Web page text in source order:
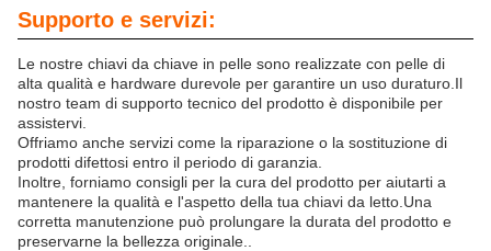
Supporto e servizi:
Le nostre chiavi da chiave in pelle sono realizzate con pelle di
alta qualità e hardware durevole per garantire un uso duraturo.Il
nostro team di supporto tecnico del prodotto è disponibile per
assistervi.
Offriamo anche servizi come la riparazione o la sostituzione di
prodotti difettosi entro il periodo di garanzia.
Inoltre, forniamo consigli per la cura del prodotto per aiutarti a
mantenere la qualità e l'aspetto della tua chiavi da letto.Una
corretta manutenzione può prolungare la durata del prodotto e
preservarne la bellezza originale..